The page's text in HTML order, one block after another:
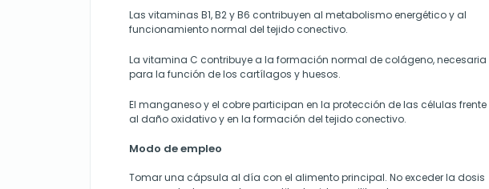
Las vitaminas B1, B2 y B6 contribuyen al metabolismo energético y al
funcionamiento normal del tejido conectivo.
La vitamina C contribuye a la formación normal de colágeno, necesaria
para la función de los cartílagos y huesos.
El manganeso y el cobre participan en la protección de las células frente
al daño oxidativo y en la formación del tejido conectivo.
Modo de empleo
Tomar una cápsula al día con el alimento principal. No exceder la dosis